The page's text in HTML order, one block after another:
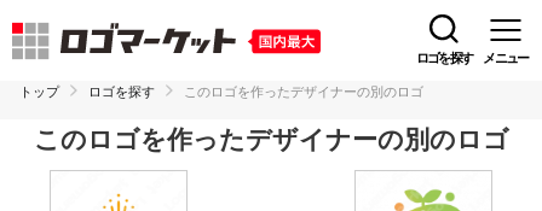
ロゴを探す メニュー
トップ ロゴを探す このロゴを作ったデザイナーの別のロゴ
このロゴを作ったデザイナーの別のロゴ